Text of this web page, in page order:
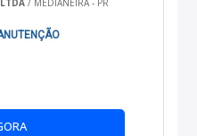
de produtos sensíveis a